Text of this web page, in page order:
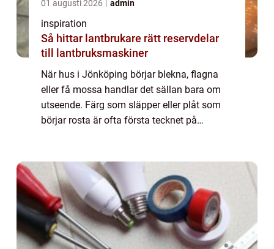
01 augusti 2026 admin
inspiration
Så hittar lantbrukare rätt reservdelar
till lantbruksmaskiner
När hus i Jönköping börjar blekna, flagna
eller få mossa handlar det sällan bara om
utseende. Färg som släpper eller plåt som
börjar rosta är ofta första tecknet på